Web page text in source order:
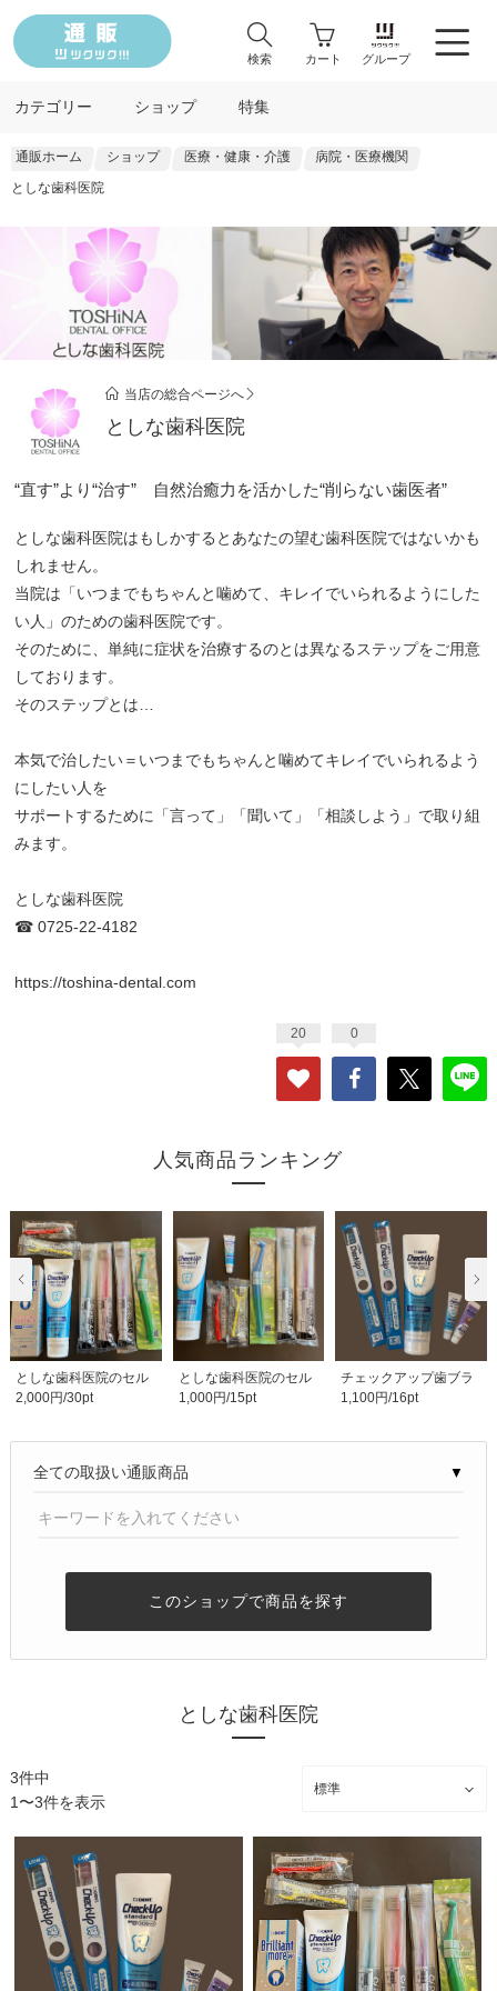
検索 カート グループ
カテゴリー ショップ 特集
通販ホーム ショップ 医療・健康・介護
病院・医療機関
としな歯科医院
当店の総合ページへ
としな歯科医院
“直す”より“治す” 自然治癒力を活かした“削らない歯医者”
としな歯科医院はもしかするとあなたの望む歯科医院ではないかも
しれません。
当院は「いつまでもちゃんと噛めて、キレイでいられるようにした
い人」のための歯科医院です。
そのために、単純に症状を治療するのとは異なるステップをご用意
しております。
そのステップとは…
本気で治したい＝いつまでもちゃんと噛めてキレイでいられるよう
にしたい人を
サポートするために「言って」「聞いて」「相談しよう」で取り組
みます。
としな歯科医院
☎︎ 0725-22-4182
https://toshina-dental.com
20 0
人気商品ランキング
としな歯科医院のセル
フケア用品 お買い..
2,000円/30pt
としな歯科医院のセル
フケア用品 お買い..
1,000円/15pt
チェックアップ歯ブラ
シセット 1,100円
1,100円/16pt
▼
このショップで商品を探す
としな歯科医院
3件中
1〜3件を表示